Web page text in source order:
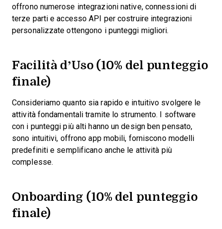
offrono numerose integrazioni native, connessioni di
terze parti e accesso API per costruire integrazioni
personalizzate ottengono i punteggi migliori.
Facilità d’Uso (10% del punteggio
finale)
Consideriamo quanto sia rapido e intuitivo svolgere le
attività fondamentali tramite lo strumento. I software
con i punteggi più alti hanno un design ben pensato,
sono intuitivi, offrono app mobili, forniscono modelli
predefiniti e semplificano anche le attività più
complesse.
Onboarding (10% del punteggio
finale)